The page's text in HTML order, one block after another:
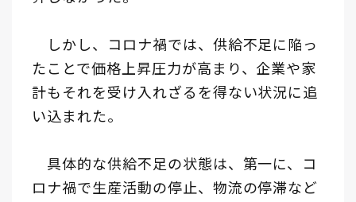
しかし、コロナ禍では、供給不足に陥っ
たことで価格上昇圧力が高まり、企業や家
計もそれを受け入れざるを得ない状況に追
い込まれた。
具体的な供給不足の状態は、第一に、コ
ロナ禍で生産活動の停止、物流の停滞など